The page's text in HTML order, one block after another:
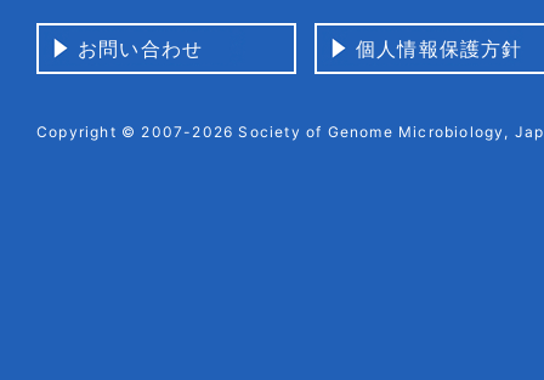
お問い合わせ 個人情報保護方針
Copyright © 2007-2026 Society of Genome Microbiology,